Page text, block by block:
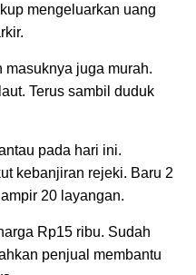
mengeluarkan uang
masuknya juga murah.
Terus sambil duduk
pada hari ini.
kebanjiran rejeki. Baru 2
20 layangan.
Rp15 ribu. Sudah
penjual membantu